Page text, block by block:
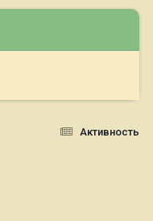
Активность